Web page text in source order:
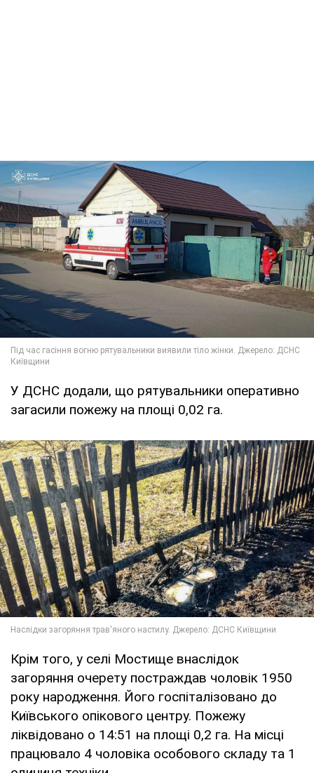
У ДСНС додали, що рятувальники оперативно
загасили пожежу на площі 0,02 га.
Крім того, у селі Мостище внаслідок
загоряння очерету постраждав чоловік 1950
року народження. Його госпіталізовано до
Київського опікового центру. Пожежу
ліквідовано о 14:51 на площі 0,2 га. На місці
працювало 4 чоловіка особового складу та 1